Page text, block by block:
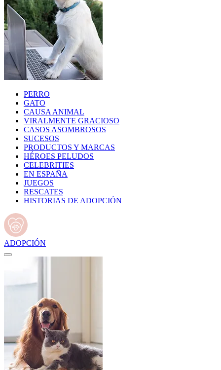
PERRO
GATO
CAUSA ANIMAL
VIRALMENTE GRACIOSO
CASOS ASOMBROSOS
SUCESOS
PRODUCTOS Y MARCAS
HÉROES PELUDOS
CELEBRITIES
EN ESPAÑA
JUEGOS
RESCATES
HISTORIAS DE ADOPCIÓN
ADOPCIÓN